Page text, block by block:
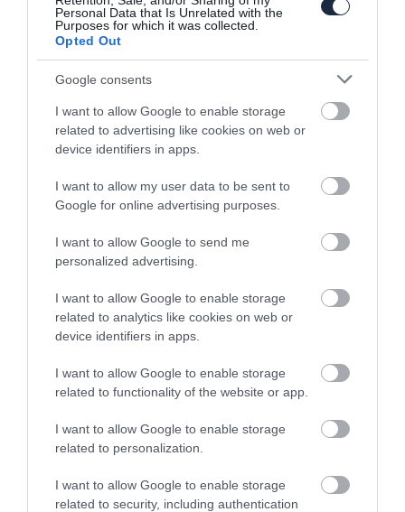
Personal Data that Is Unrelated with the
Purposes for which it was collected.
Opted Out
Google consents
I want to allow Google to enable storage
related to advertising like cookies on web or
device identifiers in apps.
I want to allow my user data to be sent to
Google for online advertising purposes.
I want to allow Google to send me
personalized advertising.
I want to allow Google to enable storage
related to analytics like cookies on web or
device identifiers in apps.
I want to allow Google to enable storage
related to functionality of the website or app.
I want to allow Google to enable storage
related to personalization.
I want to allow Google to enable storage
related to security, including authentication
Extrém bogyó, avagy kezelésbe vette a
Mansory a…
Felemás Ferrarit villantott a Mansory
Mansory átiratot kapott az új Mercedes S
osztály